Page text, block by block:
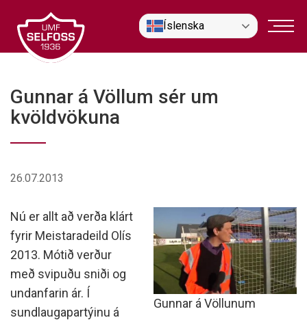
efni
Íslenska
Gunnar á Völlum sér um
kvöldvökuna
26.07.2013
Gunnar á Völlunum
Nú er allt að verða klárt
fyrir Meistaradeild Olís
2013. Mótið verður
með svipuðu sniði og
undanfarin ár. Í
sundlaugapartýinu á